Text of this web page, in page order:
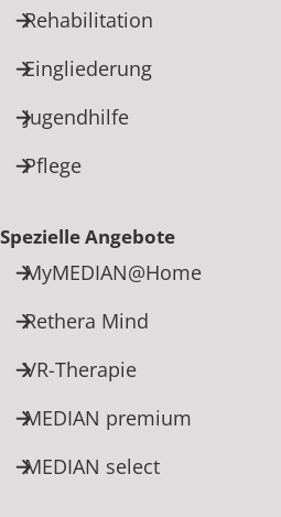
Rehabilitation
Eingliederung
Jugendhilfe
Pflege
Spezielle Angebote
MyMEDIAN@Home
Rethera Mind
VR-Therapie
MEDIAN premium
MEDIAN select